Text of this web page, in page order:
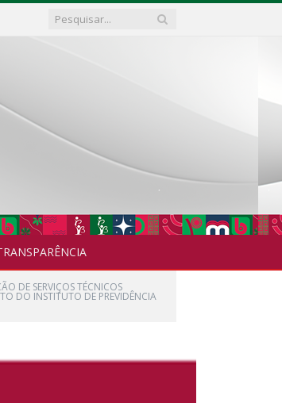
DE SERVIÇOS TÉCNICOS
DO INSTITUTO DE PREVIDÊNCIA